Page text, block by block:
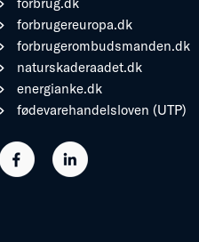
forbrugereuropa.dk
forbrugerombudsmanden.dk
naturskaderaadet.dk
energianke.dk
fødevarehandelsloven (UTP)